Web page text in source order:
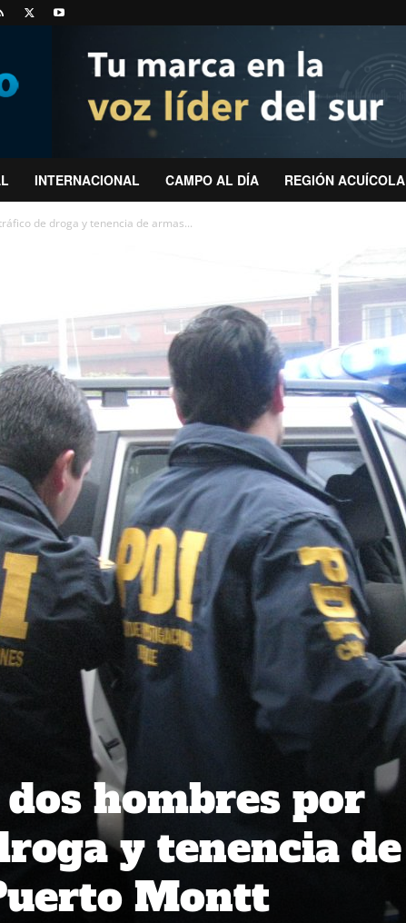
INTERNACIONAL CAMPO AL DÍA REGIÓN ACUÍCOLA
de droga y tenencia de armas...
hombres por
y tenencia de
Montt